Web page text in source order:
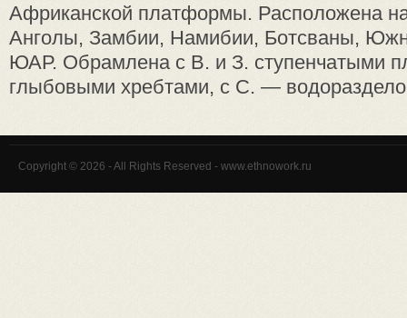
Африканской платформы. Расположена
Анголы, Замбии, Намибии, Ботсваны,
ЮАР. Обрамлена с В. и З. ступенчатыми
глыбовыми хребтами, с С. —
Copyright © 2026 - All Rights Reserved - www.ethnowork.ru